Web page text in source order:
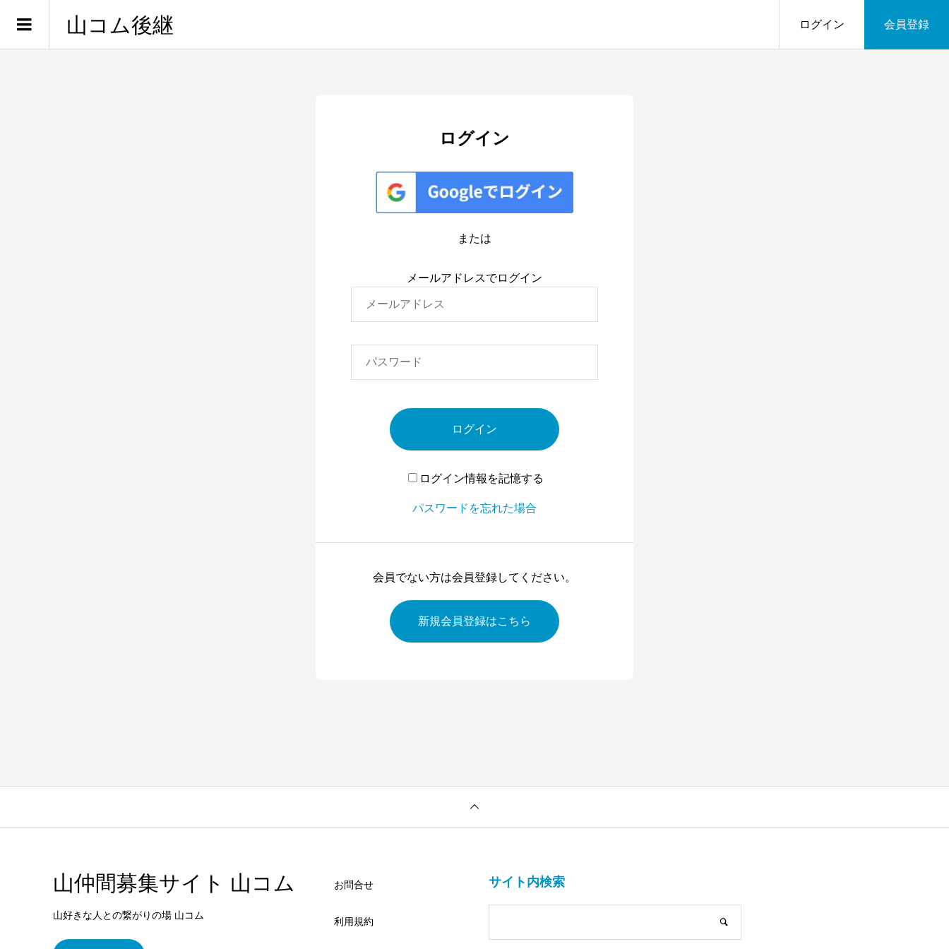
山コム後継 ログイン 会員登録
ログイン
または
メールアドレスでログイン
ログイン
ログイン情報を記憶する
パスワードを忘れた場合
会員でない方は会員登録してください。
新規会員登録はこちら
山仲間募集サイト 山コム
山好きな人との繋がりの場 山コム
お問合せ
利用規約
サイト内検索